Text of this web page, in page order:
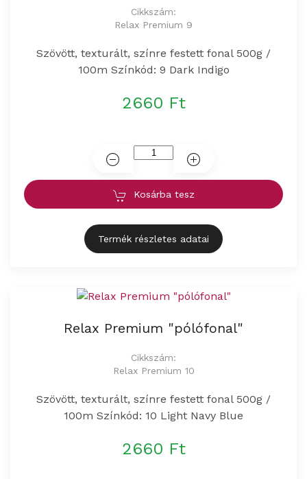
Cikkszám:
Relax Premium 9
Szövött, texturált, színre festett fonal 500g /
100m Színkód: 9 Dark Indigo
2660 Ft
Kosárba tesz
Termék részletes adatai
Relax Premium "pólófonal"
Cikkszám:
Relax Premium 10
Szövött, texturált, színre festett fonal 500g /
100m Színkód: 10 Light Navy Blue
2660 Ft